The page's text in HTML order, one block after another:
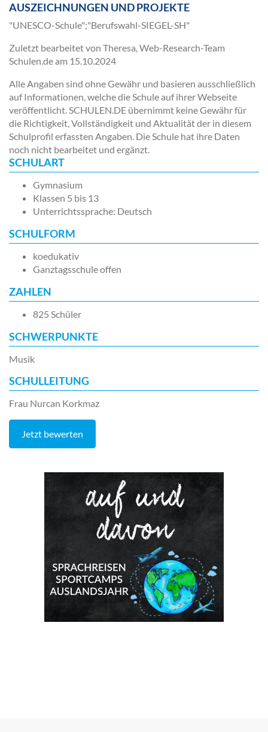
AUSZEICHNUNGEN UND PROJEKTE
"UNESCO-Schule";"Berufswahl-SIEGEL-SH"
Zuletzt bearbeitet von Theresa, Web-Research-Team
Schulen.de am 15.10.2024
Alle Angaben sind ohne Gewähr und basieren ausschließlich
auf Informationen, welche die Schule auf ihrer Webseite
veröffentlicht. SCHULEN.DE übernimmt keine Gewähr für
die Richtigkeit, Vollständigkeit und Aktualität der in diesem
Schulprofil erfassten Angaben. Die Schule hat ihre Daten
noch nicht bearbeitet und ergänzt.
SCHULART
Gymnasium
Klassen 5 bis 13
Unterrichtssprache: Deutsch
SCHULFORM
koedukativ
Ganztagsschule offen
ZAHLEN
825 Schüler
SCHWERPUNKTE
Musik
SCHULLEITUNG
Frau Nurcan Korkmaz
Jetzt bewerten